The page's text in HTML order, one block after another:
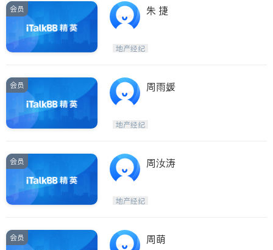
会员 朱 捷
地产经纪
会员 周雨媛
地产经纪
会员 周汝涛
地产经纪
会员 周萌